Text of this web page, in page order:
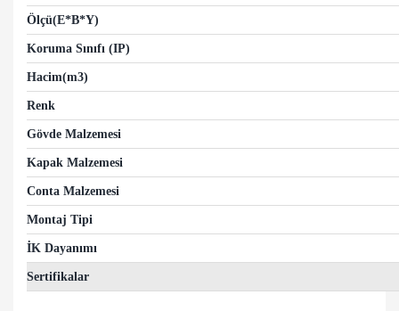
Ölçü(E*B*Y)
Koruma Sınıfı (IP)
Hacim(m3)
Renk
Gövde Malzemesi
Kapak Malzemesi
Conta Malzemesi
Montaj Tipi
İK Dayanımı
Sertifikalar